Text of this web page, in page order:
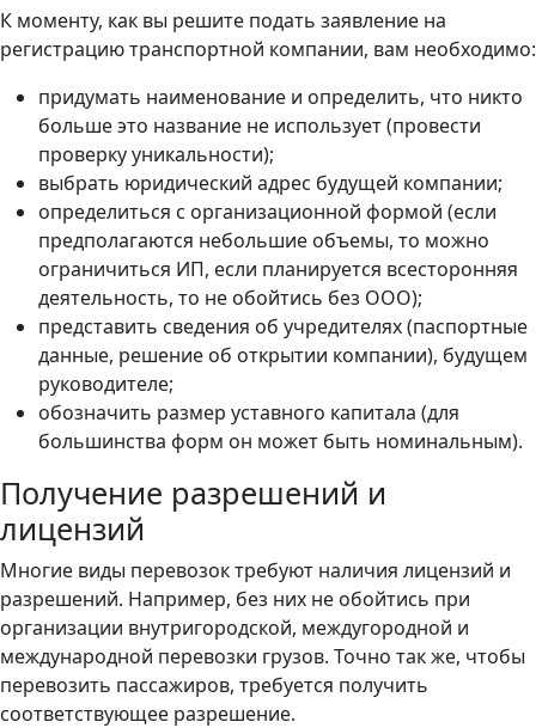
К моменту, как вы решите подать заявление на
регистрацию транспортной компании, вам необходимо:
придумать наименование и определить, что никто
больше это название не использует (провести
проверку уникальности);
выбрать юридический адрес будущей компании;
определиться с организационной формой (если
предполагаются небольшие объемы, то можно
ограничиться ИП, если планируется всесторонняя
деятельность, то не обойтись без ООО);
представить сведения об учредителях (паспортные
данные, решение об открытии компании), будущем
руководителе;
обозначить размер уставного капитала (для
большинства форм он может быть номинальным).
Получение разрешений и
лицензий
Многие виды перевозок требуют наличия лицензий и
разрешений. Например, без них не обойтись при
организации внутригородской, междугородной и
международной перевозки грузов. Точно так же, чтобы
перевозить пассажиров, требуется получить
соответствующее разрешение.